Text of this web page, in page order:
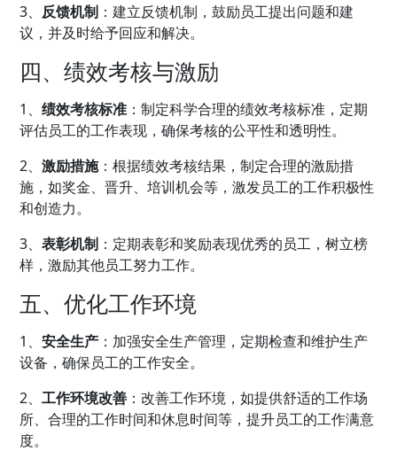
3、 反馈机制 ：建立反馈机制，鼓励员工提出问题和建
议，并及时给予回应和解决。
四、绩效考核与激励
1、绩效考核标准 ：制定科学合理的绩效考核标准，定期
评估员工的工作表现，确保考核的公平性和透明性。
2、激励措施：根据绩效考核结果，制定合理的激励措
施，如奖金、晋升、培训机会等，激发员工的工作积极性
和创造力。
3、表彰机制 ：定期表彰和奖励表现优秀的员工，树立榜
样，激励其他员工努力工作。
五、优化工作环境
1、安全生产 ：加强安全生产管理 ，定期检查和维护生产
设备，确保员工的工作安全。
2、工作环境改善 ：改善工作环境，如提供舒适的工作场
所、合理的工作时间和休息时间等，提升员工的工作满意
度。